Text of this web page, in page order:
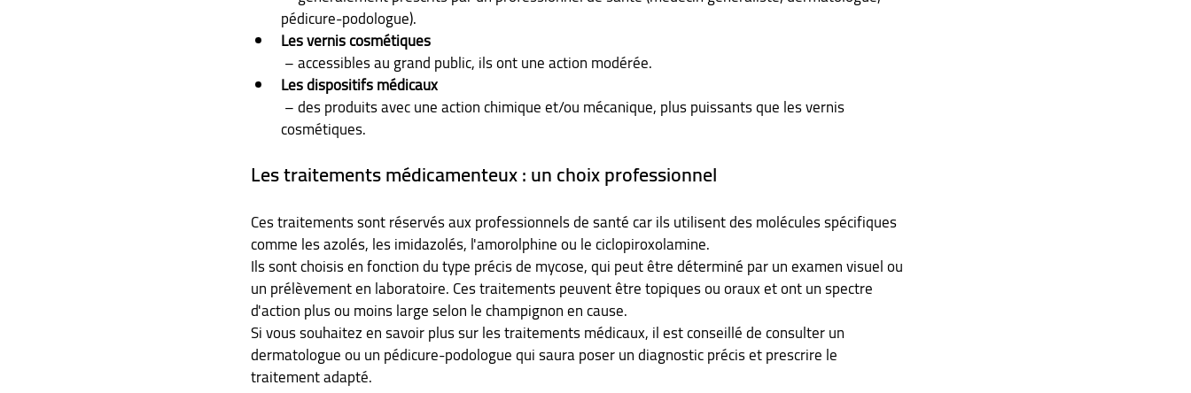
pédicure-podologue).
Les vernis cosmétiques
– accessibles au grand public, ils ont une action modérée.
Les dispositifs médicaux
cosmétiques.
Les traitements médicamenteux : un choix professionnel
Ces traitements sont réservés aux professionnels de santé car ils utilisent des molécules spécifiques
comme les azolés, les imidazolés, l'amorolphine ou le ciclopiroxolamine.
Ils sont choisis en fonction du type précis de mycose, qui peut être déterminé par un examen visuel ou
un prélèvement en laboratoire. Ces traitements peuvent être topiques ou oraux et ont un spectre
d'action plus ou moins large selon le champignon en cause.
Si vous souhaitez en savoir plus sur les traitements médicaux, il est conseillé de consulter un
dermatologue ou un pédicure-podologue qui saura poser un diagnostic précis et prescrire le
traitement adapté.